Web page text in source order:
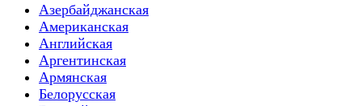
Азербайджанская
Американская
Английская
Аргентинская
Армянская
Белорусская